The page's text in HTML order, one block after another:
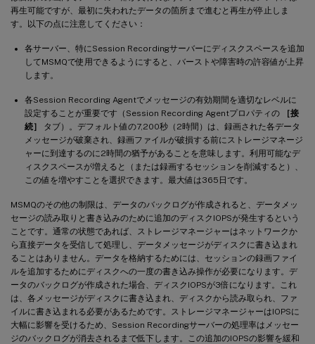
再生可能ですが、最初に失われたデータの箇所まで進むと再生が停止しま
す。以下の点に注意してください：
各サーバー、特にSession Recordingサーバーにディスクスペースを追加
してMSMQで使用できるようにすると、バーストや障害時の許容値が上昇
します。
各Session Recording Agentでメッセージの有効期間を適切なレベルに
設定することが重要です（Session Recording Agentプロパティの
［接
続］
タブ）。デフォルト値の7,200秒（2時間）は、録画された各データ
メッセージが破棄され、録画ファイルが破損する前にストレージマネージ
ャーに到達するのに2時間の猶予があることを意味します。利用可能なデ
ィスクスペースが増えると（または録画するセッションを削減すると）、
この値を増やすことを選択できます。最大値は365日です。
MSMQのその他の制限は、データのバックログが作成されると、データメッ
セージの読み取りと書き込みのために追加のディスクIOPSが発生するという
ことです。通常の状態であれば、ストレージマネージャーはネットワークか
ら直接データを受信して処理し、データメッセージがディスクに書き込まれ
ることはありません。データを格納するためには、セッションの録画ファイ
ルを追加するためにディスクへの一度の書き込み操作が必要になります。デ
ータのバックログが作成された場合、ディスクIOPSが3倍になります。これ
は、各メッセージがディスクに書き込まれ、ディスクから読み取られ、ファ
イルに書き込まれる必要があるためです。ストレージマネージャーはIOPSに
大幅に影響を受けるため、Session Recordingサーバーの処理率はメッセー
ジのバックログが消去されるまで低下します。この追加のIOPSの影響を緩和